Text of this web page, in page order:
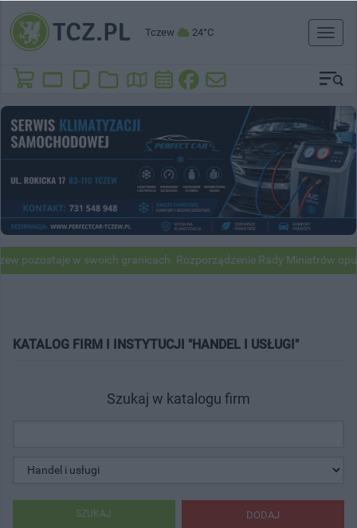
Tczew 24°C
Toggle
pozostaje w swoich granicach. Rozporządzenie Rady Ministrów
KATALOG FIRM I INSTYTUCJI "HANDEL I USŁUGI"
Szukaj w katalogu firm
DODAJ
SZUKAJ